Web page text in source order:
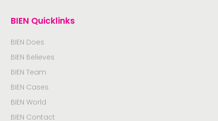
BIEN Quicklinks
BIEN Does
BIEN Believes
BIEN Team
BIEN Cases
BIEN World
BIEN Contact